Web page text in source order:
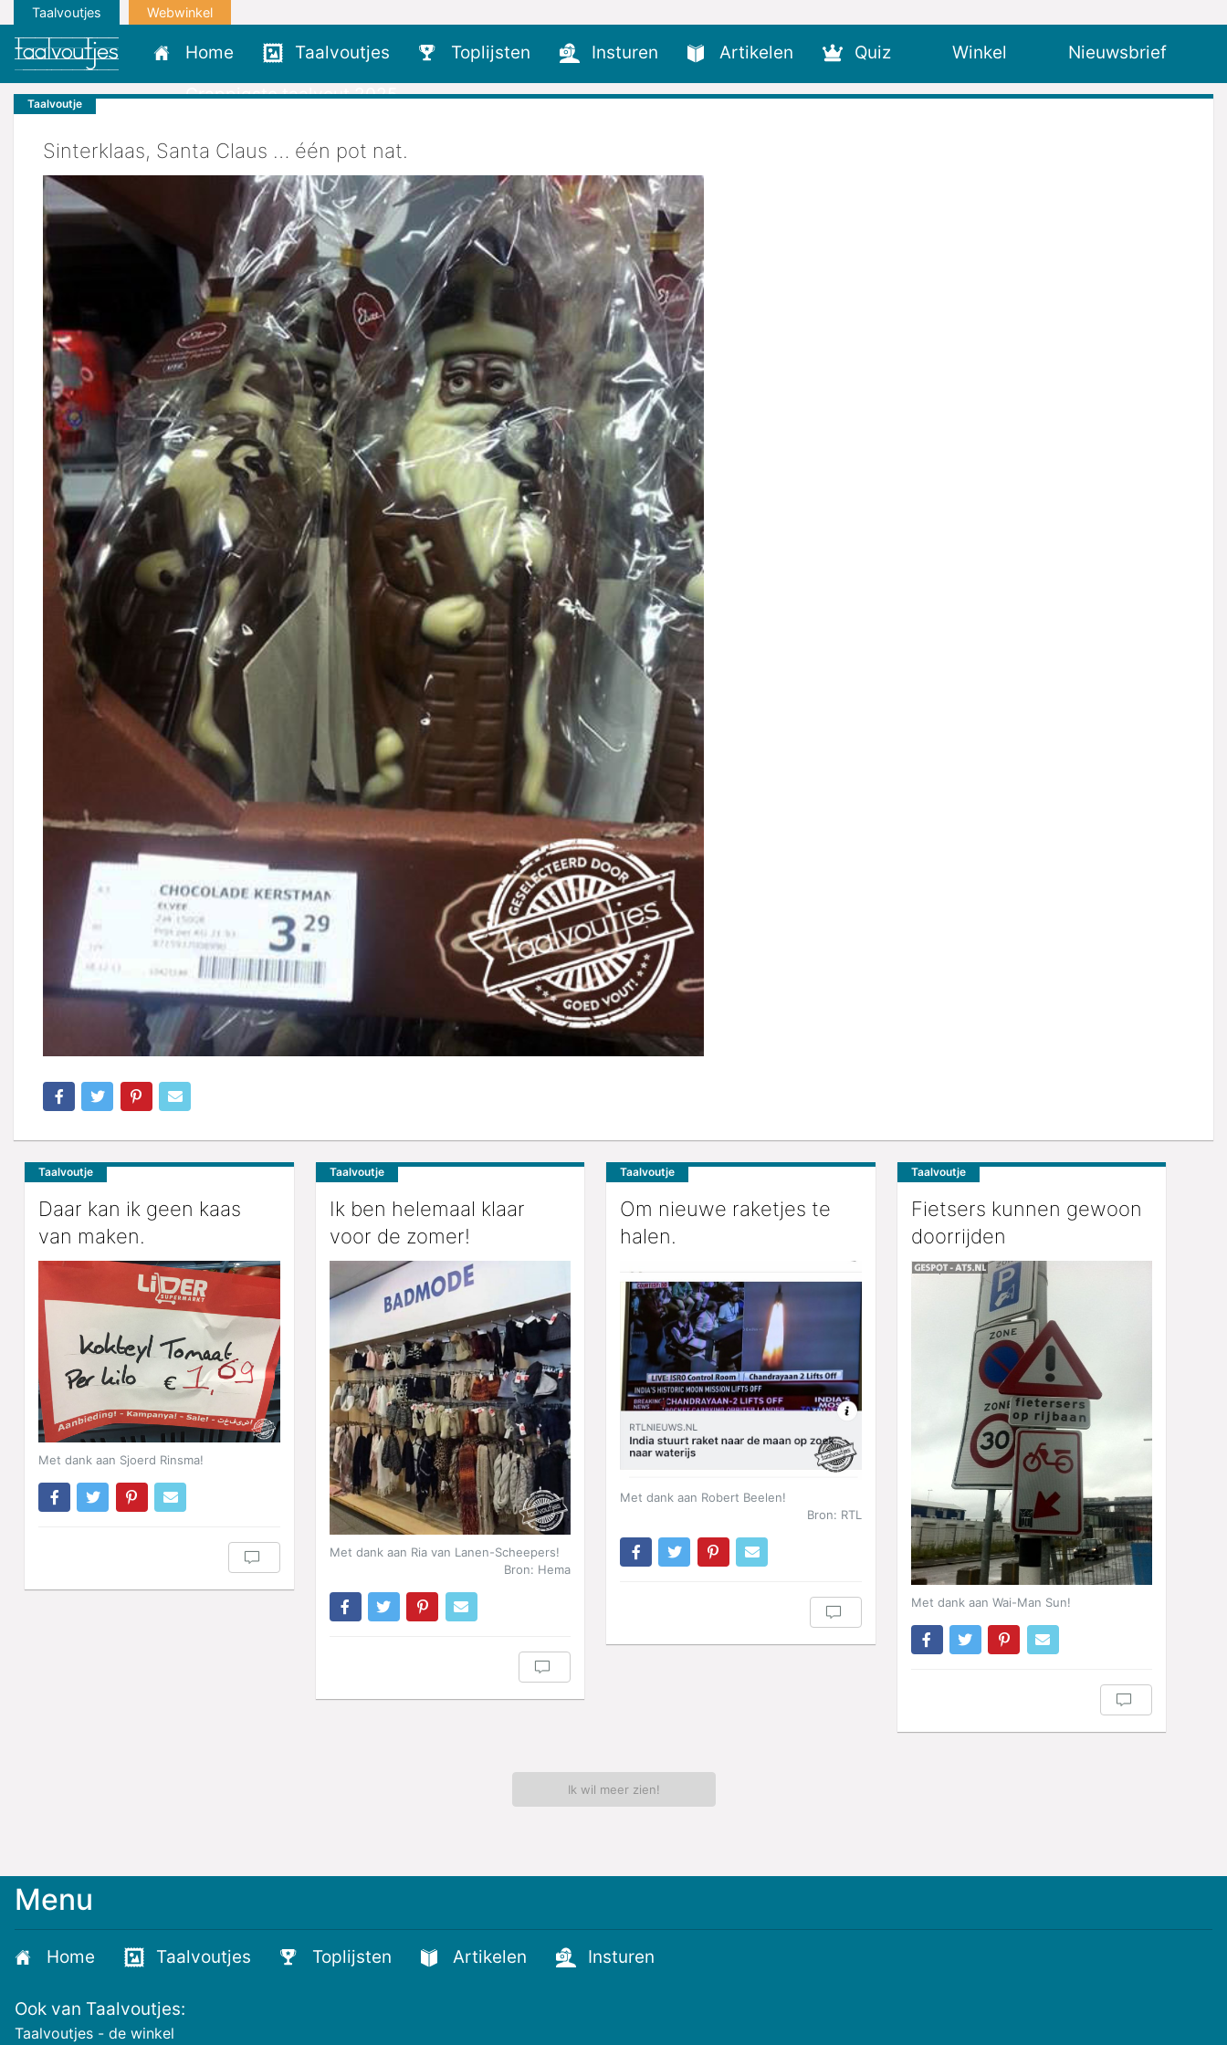
Taalvoutjes Webwinkel
Home Taalvoutjes Toplijsten Insturen Artikelen Quiz Winkel
Nieuwsbrief
Grappigste taalvout 2025
Taalvoutje
Sinterklaas, Santa Claus … één pot nat.
Taalvoutje
Daar kan ik geen kaas
van maken.
Met dank aan Sjoerd Rinsma!
Taalvoutje
Ik ben helemaal klaar
voor de zomer!
Met dank aan Ria van Lanen-Scheepers!
Bron: Hema
Taalvoutje
Om nieuwe raketjes te
halen.
Met dank aan Robert Beelen!
Bron: RTL
Taalvoutje
Fietsers kunnen gewoon
doorrijden
Met dank aan Wai-Man Sun!
Ik wil meer zien!
Meld
voor
nieuwste
voutjes
Menu
Home Taalvoutjes Toplijsten Artikelen Insturen
Ook van Taalvoutjes:
Taalvoutjes - de winkel